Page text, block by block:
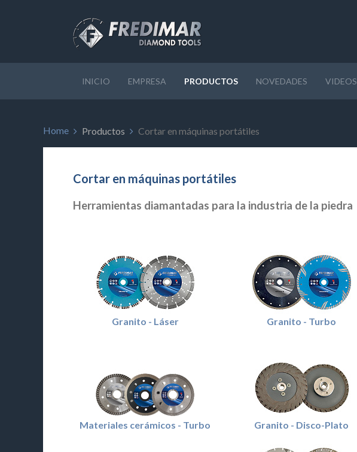
INICIO EMPRESA PRODUCTOS NOVEDADES VIDEOS
Home Productos Cortar en máquinas portátiles
Cortar en máquinas portátiles
Herramientas diamantadas para la industria de la piedra
Granito - Láser Granito - Turbo
Materiales cerámicos - Turbo Granito - Disco-Plato